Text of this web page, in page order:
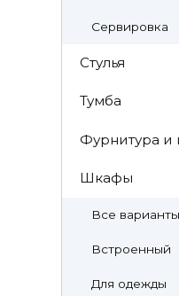
Сервировка
Стулья
Тумба
Фурнитура и
Шкафы
Все варианты
Встроенный
Для одежды